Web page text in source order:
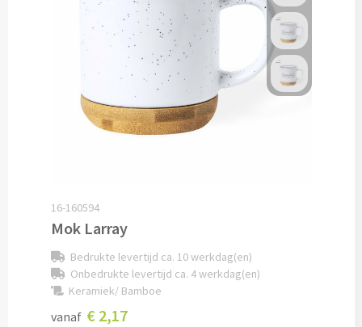
Schrijfmappen bedrukken
Documentmappen bedrukken
Klemborden bedrukken
Memo boekjes bedrukken
Memo sets bedrukken
Kubusblokken bedrukken
16-160594
Mok Larray
Bedrukte levertijd ca. 10 werkdag(en)
Onbedrukte levertijd ca. 4 werkdag(en)
Keramiek/ Bamboe
vanaf € 2,17